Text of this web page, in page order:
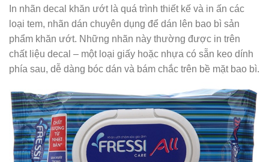
In nhãn decal khăn ướt là quá trình thiết kế và in ấn các
loại tem, nhãn dán chuyên dụng để dán lên bao bì sản
phẩm khăn ướt. Những nhãn này thường được in trên
chất liệu decal – một loại giấy hoặc nhựa có sẵn keo dính
phía sau, dễ dàng bóc dán và bám chắc trên bề mặt bao bì.